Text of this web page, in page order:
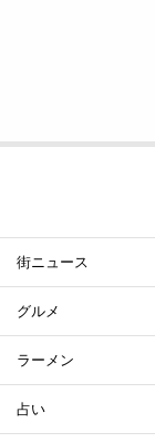
街ニュース
グルメ
ラーメン
占い